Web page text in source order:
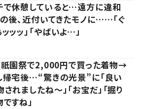
で休憩していると…遠方に違和
後、近付いてきたモノに……「ぐ
ッッ」「やばいよ…」
祇園祭で2,000円で買った着物→
帰宅後…“驚きの光景”に「良い
れましたね～」「お宝だ」「掘り
すね」